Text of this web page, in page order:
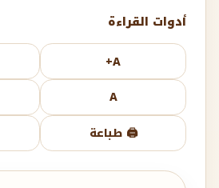
أدوات القراءة
A+
A
🖨️ طباعة